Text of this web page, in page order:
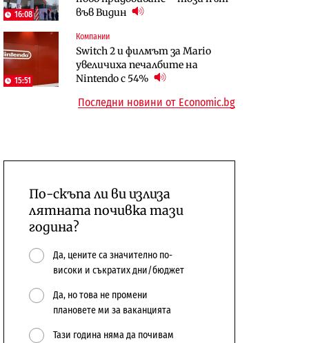
16:08
във Видин
15:51
Компании
Switch 2 и филмът за Mario
увеличиха печалбите на
Nintendo с 54%
откажат напълно от Google
Публични финанси
Общините вече зависят от
централната власт за 75% от
Отрасли
Жилищата в България
поскъпват при намаляващо
население и все повече сгради
Последни новини от Economic.bg
По-скъпа ли ви излиза
лятната почивка тази
година?
Да, цените са значително по-
високи и съкратих дни/бюджет
Да, но това не промени
плановете ми за ваканцията
Тази година няма да почивам